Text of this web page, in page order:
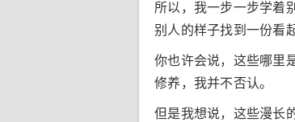
所以，我一步一步学着
别人的样子找到一份看
你也许会说，这些哪里
修养，我并不否认。
但是我想说，这些漫长